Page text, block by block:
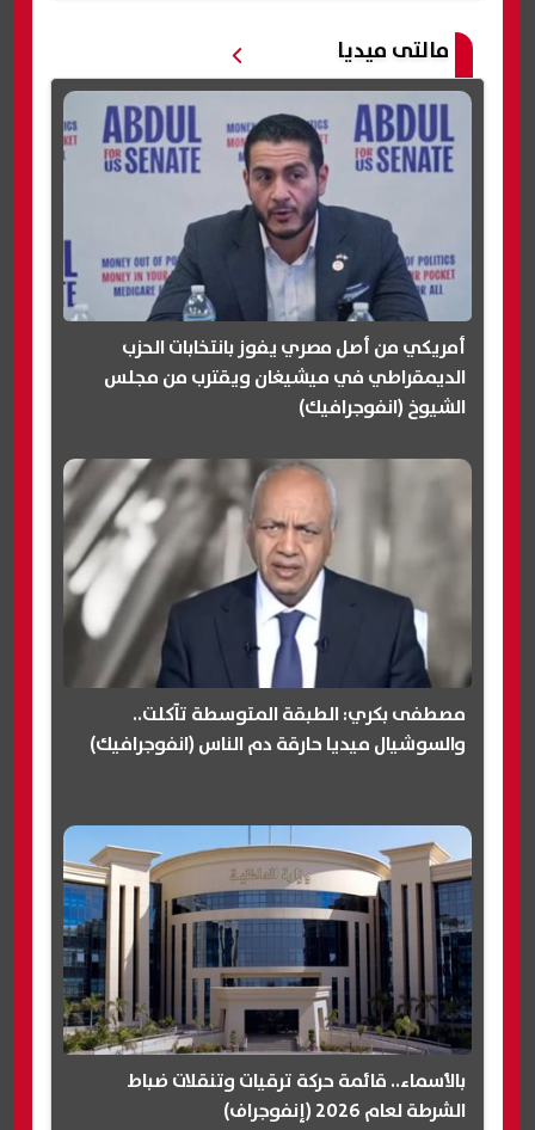
مالتى ميديا
أمريكي من أصل مصري يفوز بانتخابات الحزب
الديمقراطي في ميشيغان ويقترب من مجلس
الشيوخ (انفوجرافيك)
مصطفى بكري: الطبقة المتوسطة تآكلت..
والسوشيال ميديا حارقة دم الناس (انفوجرافيك)
بالأسماء.. قائمة حركة ترقيات وتنقلات ضباط
الشرطة لعام 2026 (إنفوجراف)